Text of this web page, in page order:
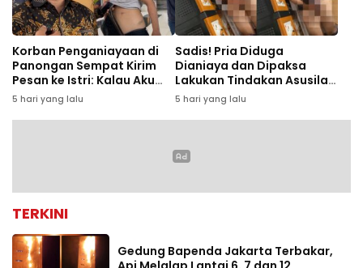
Korban Penganiayaan di
Panongan Sempat Kirim
Pesan ke Istri: Kalau Aku
Tak Pulang, Besok Jadi
Mayat
5 hari yang lalu
Sadis! Pria Diduga
Dianiaya dan Dipaksa
Lakukan Tindakan Asusila
oleh Rekan Kerja
5 hari yang lalu
TERKINI
Gedung Bapenda Jakarta Terbakar,